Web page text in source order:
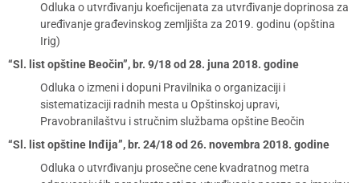
Odluka o utvrđivanju koeficijenata za utvrđivanje doprinosa za
uređivanje građevinskog zemljišta za 2019. godinu (opština
Irig)
“Sl. list opštine Beočin”, br. 9/18 od 28. juna 2018. godine
Odluka o izmeni i dopuni Pravilnika o organizaciji i
sistematizaciji radnih mesta u Opštinskoj upravi,
Pravobranilaštvu i stručnim službama opštine Beočin
“Sl. list opštine Inđija”, br. 24/18 od 26. novembra 2018. godine
Odluka o utvrđivanju prosečne cene kvadratnog metra